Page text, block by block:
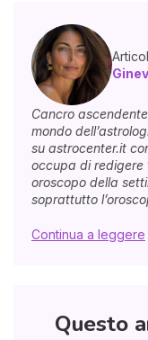
Cancro
mondo
su astrocenter.it
occupa di redigere
oroscopo della
soprattutto
Continua a leggere
Questo